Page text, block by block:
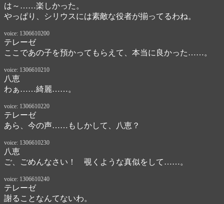
は～……楽しかった。
やっぱり、シリウスには素敵な役者が揃ってるわね。
voice: 1306610200
テレーゼ
ここであの子を預かってもらえて、本当に良かった……。
voice: 1306610210
八恵
わぁ……綺麗……。
voice: 1306610220
テレーゼ
あら、今の声……もしかして、八恵？
voice: 1306610230
八恵
ご、ごめんなさい！　覗くような真似をして……。
voice: 1306610240
テレーゼ
謝ることなんてないわ。